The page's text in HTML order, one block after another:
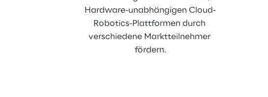
Hardware-unabhängigen Cloud-
Robotics-Plattformen durch
verschiedene Marktteilnehmer
fördern.